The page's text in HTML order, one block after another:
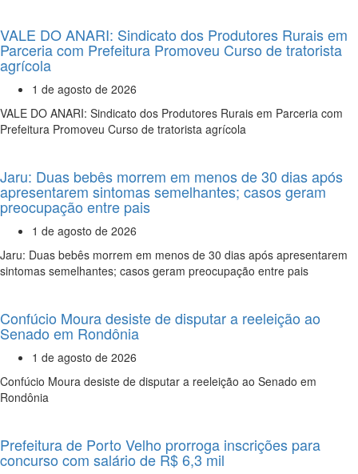
VALE DO ANARI: Sindicato dos Produtores Rurais em
Parceria com Prefeitura Promoveu Curso de tratorista
agrícola
1 de agosto de 2026
VALE DO ANARI: Sindicato dos Produtores Rurais em Parceria com
Prefeitura Promoveu Curso de tratorista agrícola
Jaru: Duas bebês morrem em menos de 30 dias após
apresentarem sintomas semelhantes; casos geram
preocupação entre pais
1 de agosto de 2026
Jaru: Duas bebês morrem em menos de 30 dias após apresentarem
sintomas semelhantes; casos geram preocupação entre pais
Confúcio Moura desiste de disputar a reeleição ao
Senado em Rondônia
1 de agosto de 2026
Confúcio Moura desiste de disputar a reeleição ao Senado em
Rondônia
Prefeitura de Porto Velho prorroga inscrições para
concurso com salário de R$ 6,3 mil